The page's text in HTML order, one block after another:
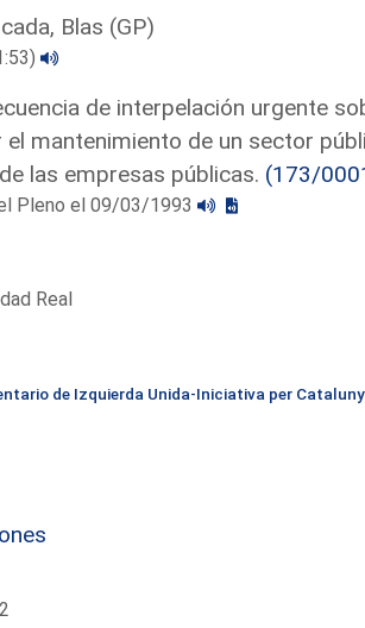
Blas (GP)
de interpelación urgente
el mantenimiento de un sector
las empresas públicas. (173/
Pleno el 09/03/1993
Real
de Izquierda Unida-Iniciativa per